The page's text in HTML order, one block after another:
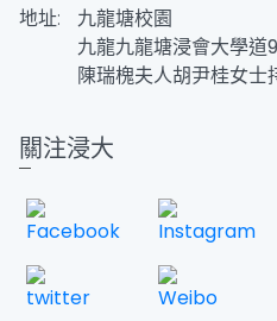
地址:
九龍塘校園
九龍九龍塘浸會大學道
陳瑞槐夫人胡尹桂女士
關注浸大